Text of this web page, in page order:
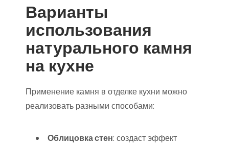
Варианты
использования
натурального камня
на кухне
Применение камня в отделке кухни можно
реализовать разными способами:
Облицовка стен: создаст эффект